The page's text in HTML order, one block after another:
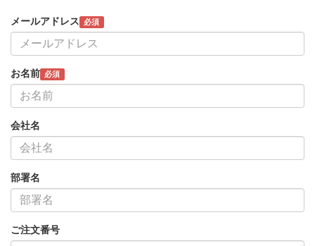
メールアドレス 必須
お名前 必須
会社名
部署名
ご注文番号